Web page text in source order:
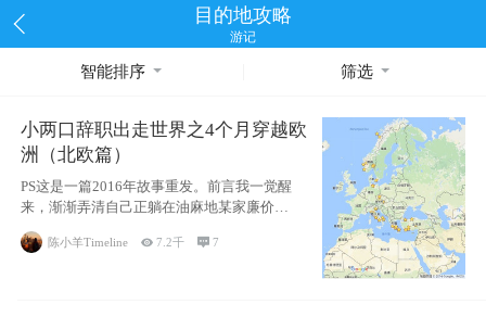
目的地攻略
游记
智能排序 筛选
小两口辞职出走世界之4个月穿越欧
洲（北欧篇）
PS这是一篇2016年故事重发。前言我一觉醒
来，渐渐弄清自己正躺在油麻地某家廉价宾
馆
陈小羊Timeline 7.2千 7